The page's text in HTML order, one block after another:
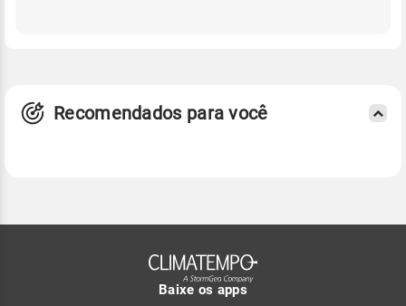
Recomendados para você
Baixe os apps